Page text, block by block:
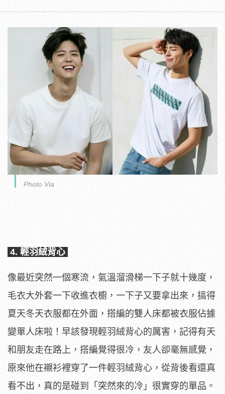
Photo Via
4. 輕羽絨背心
像最近突然一個寒流，氣溫溜滑梯一下子就十幾度，
毛衣大外套一下收進衣櫥，一下子又要拿出來，搞得
夏天冬天衣服都在外面，搭編的雙人床都被衣服佔據
變單人床啦！早該發現輕羽絨背心的厲害，記得有天
和朋友走在路上，搭編覺得很冷，友人卻毫無感覺，
原來他在襯衫裡穿了一件輕羽絨背心，從背後看還真
看不出，真的是碰到「突然來的冷」很實穿的單品。